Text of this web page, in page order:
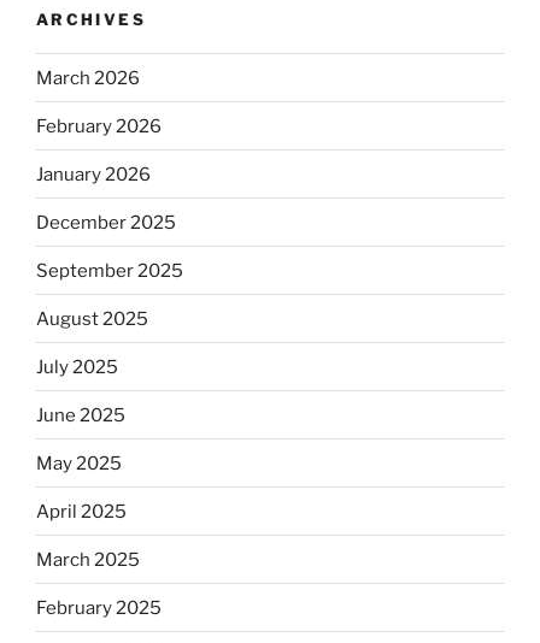
ARCHIVES
March 2026
February 2026
January 2026
December 2025
September 2025
August 2025
July 2025
June 2025
May 2025
April 2025
March 2025
February 2025